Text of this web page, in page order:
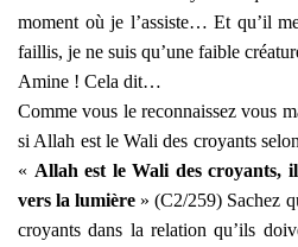
moment où je l’assiste… Et qu’il
faillis, je ne suis qu’une faible
Amine ! Cela dit…
Comme vous le reconnaissez vous
si Allah est le Wali des croyants
« Allah est le Wali des croyants,
vers la lumière » (C2/259) Sachez
croyants dans la relation qu’ils